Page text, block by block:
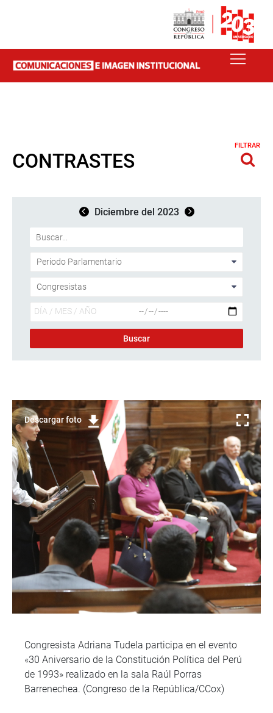
CONTRASTES
FILTRAR
Diciembre del 2023
Descargar foto
Congresista Adriana Tudela participa en el evento
«30 Aniversario de la Constitución Política del Perú
de 1993» realizado en la sala Raúl Porras
Barrenechea. (Congreso de la República/CCox)